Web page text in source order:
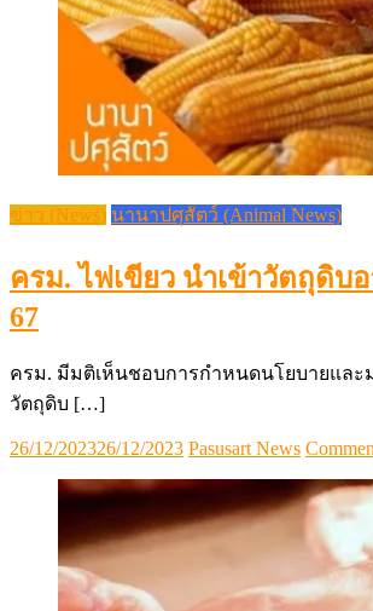
ข่าว (News) นานาปศุสัตว์ (Animal News)
ครม. ไฟเขียว นำเข้าวัตถุดิบ
67
ครม. มีมติเห็นชอบการกำหนดนโยบายและ
วัตถุดิบ […]
Posted
26/12/202326/12/2023 Author
Pasusart News